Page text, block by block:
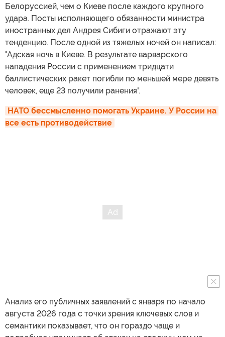
Белоруссией, чем о Киеве после каждого крупного
удара. Посты исполняющего обязанности министра
иностранных дел Андрея Сибиги отражают эту
тенденцию. После одной из тяжелых ночей он написал:
"Адская ночь в Киеве. В результате варварского
нападения России с применением тридцати
баллистических ракет погибли по меньшей мере девять
человек, еще 23 получили ранения".
НАТО бессмысленно помогать Украине. У России на
все есть противодействие
Анализ его публичных заявлений с января по начало
августа 2026 года с точки зрения ключевых слов и
семантики показывает, что он гораздо чаще и